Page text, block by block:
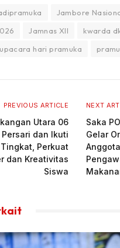
Jambore
Jamnas XII
kwarda
hari pramuka
PREVIOUS ARTICLE
Utara 06
Persari dan Ikuti
Perkuat
dan Kreativitas
Siswa
NEXT
Saka
Gelar